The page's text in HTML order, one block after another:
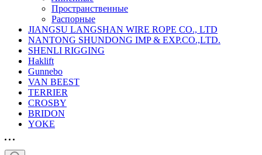
Пространственные
Распорные
JIANGSU LANGSHAN WIRE ROPE CO., LTD
NANTONG SHUNDONG IMP & EXP.CO.,LTD.
SHENLI RIGGING
Haklift
Gunnebo
VAN BEEST
TERRIER
CROSBY
BRIDON
YOKE